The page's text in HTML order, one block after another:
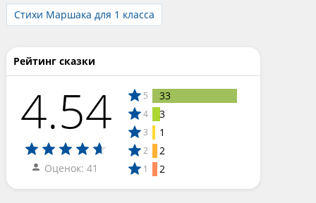
Стихи Маршака для 1 класса
Рейтинг сказки
4.54
Оценок: 41
5 33
4 3
3 1
2 2
1 2